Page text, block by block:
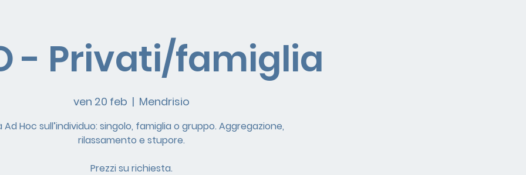
- Privati/famiglia
ven 20 feb
  |
Mendrisio
Ad Hoc sull’individuo: singolo, famiglia o gruppo. Aggregazione,
rilassamento e stupore.
Prezzi su richiesta.